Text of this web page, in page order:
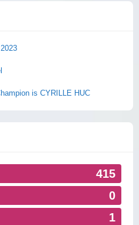
is CYRILLE HUC
415
0
1